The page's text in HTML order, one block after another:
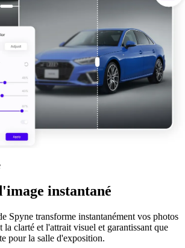
instantané
Spyne transforme instantanément vos photos
la clarté et l'attrait visuel et garantissant que
pour la salle d'exposition.